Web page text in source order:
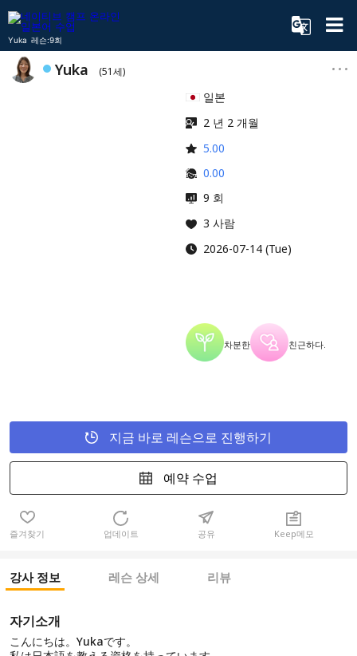
Yuka 레슨:9회
Yuka (51세)
일본
2 년 2 개월
5.00
0.00
9 회
3 사람
2026-07-14 (Tue)
차분한 친근하다.
지금 바로 레슨으로 진행하기
예약 수업
즐겨찾기 업데이트 공유 Keep메모
강사 정보 레슨 상세 리뷰
자기소개
こんにちは。Yukaです。